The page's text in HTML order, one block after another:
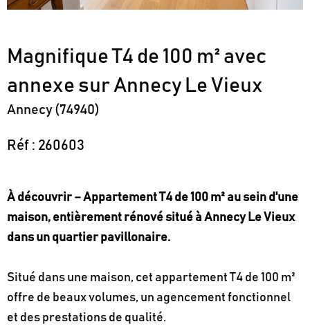
Magnifique T4 de 100 m² avec
annexe sur Annecy Le Vieux
Annecy (74940)
Réf : 260603
À découvrir – Appartement T4 de 100 m² au sein d'une
maison, entièrement rénové situé à Annecy Le Vieux
dans un quartier pavillonaire.
Situé dans une maison, cet appartement T4 de 100 m²
offre de beaux volumes, un agencement fonctionnel
et des prestations de qualité.